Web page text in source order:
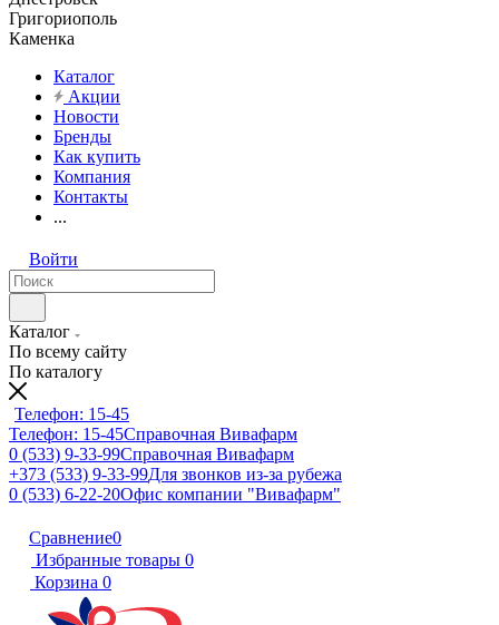
Григориополь
Каменка
Каталог
Акции
Новости
Бренды
Как купить
Компания
Контакты
...
Войти
Каталог
По всему сайту
По каталогу
Телефон: 15-45
Телефон: 15-45Справочная Вивафарм
0 (533) 9-33-99Справочная Вивафарм
+373 (533) 9-33-99Для звонков из-за рубежа
0 (533) 6-22-20Офис компании "Вивафарм"
Сравнение0
Избранные товары 0
Корзина 0